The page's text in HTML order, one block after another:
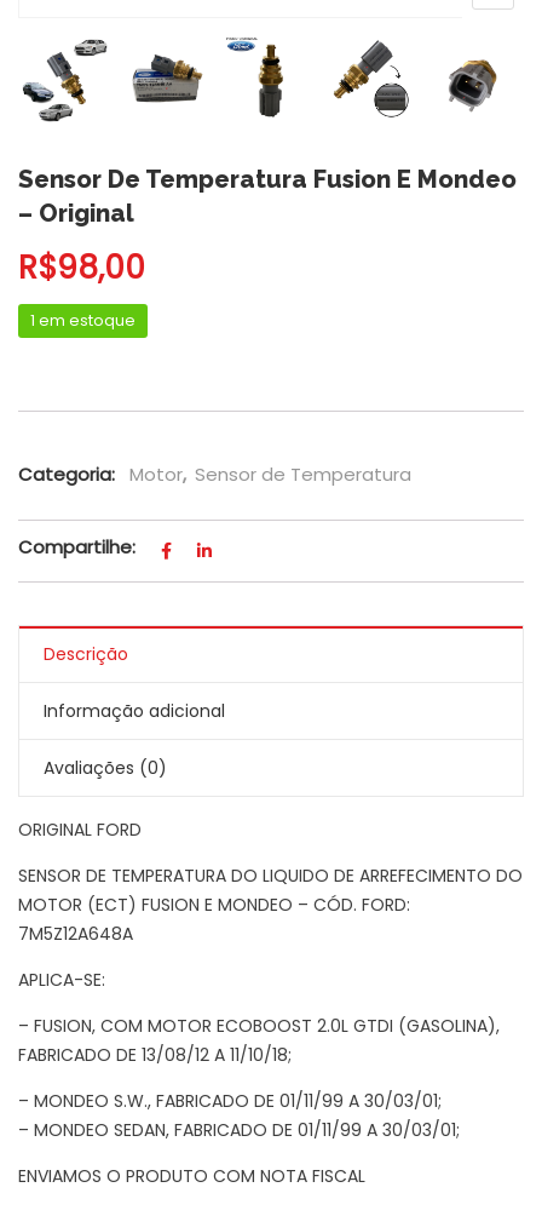
Sensor De Temperatura Fusion E Mondeo
– Original
R$98,00
1 em estoque
Categoria: Motor, Sensor de Temperatura
Compartilhe:
Descrição
Informação adicional
Avaliações (0)
ORIGINAL FORD
SENSOR DE TEMPERATURA DO LIQUIDO DE ARREFECIMENTO DO
MOTOR (ECT) FUSION E MONDEO – CÓD. FORD:
7M5Z12A648A
APLICA-SE:
– FUSION, COM MOTOR ECOBOOST 2.0L GTDI (GASOLINA),
FABRICADO DE 13/08/12 A 11/10/18;
– MONDEO S.W., FABRICADO DE 01/11/99 A 30/03/01;
– MONDEO SEDAN, FABRICADO DE 01/11/99 A 30/03/01;
ENVIAMOS O PRODUTO COM NOTA FISCAL